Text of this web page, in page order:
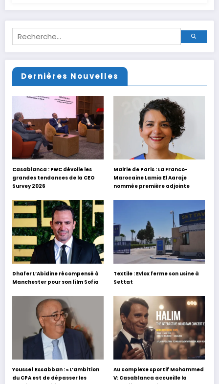
Dernières Nouvelles
Casablanca : PwC dévoile les
grandes tendances de la CEO
Survey 2026
Mairie de Paris : La Franco-
Marocaine Lamia El Aaraje
nommée première adjointe
Dhafer L’Abidine récompensé à
Manchester pour son film Sofia
Textile : Evlox ferme son usine à
Settat
Youssef Essabban : « L’ambition
du CPA est de dépasser les
Au complexe sportif Mohammed
V: Casablanca accueille la